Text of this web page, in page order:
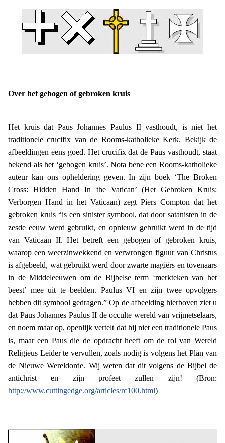
Over het gebogen of gebroken kruis
Het kruis dat Paus Johannes Paulus II vasthoudt, is niet het
traditionele crucifix van de Rooms-katholieke Kerk. Bekijk de
afbeeldingen eens goed. Het crucifix dat de Paus vasthoudt, staat
bekend als het ‘gebogen kruis’. Nota bene een Rooms-katholieke
auteur kan ons opheldering geven. In zijn boek ‘The Broken
Cross: Hidden Hand In the Vatican’ (Het Gebroken Kruis:
Verborgen Hand in het Vaticaan) zegt Piers Compton dat het
gebroken kruis “is een sinister symbool, dat door satanisten in de
zesde eeuw werd gebruikt, en opnieuw gebruikt werd in de tijd
van Vaticaan II. Het betreft een gebogen of gebroken kruis,
waarop een weerzinwekkend en verwrongen figuur van Christus
is afgebeeld, wat gebruikt werd door zwarte magiërs en tovenaars
in de Middeleeuwen om de Bijbelse term ‘merkteken van het
beest’ mee uit te beelden. Paulus VI en zijn twee opvolgers
hebben dit symbool gedragen.” Op de afbeelding hierboven ziet u
dat Paus Johannes Paulus II de occulte wereld van vrijmetselaars,
en noem maar op, openlijk vertelt dat hij niet een traditionele Paus
is, maar een Paus die de opdracht heeft om de rol van Wereld
Religieus Leider te vervullen, zoals nodig is volgens het Plan van
de Nieuwe Wereldorde. Wij weten dat dit volgens de Bijbel de
antichrist en zijn profeet zullen zijn! (Bron:
http://www.cuttingedge.org/articles/rc100.html)